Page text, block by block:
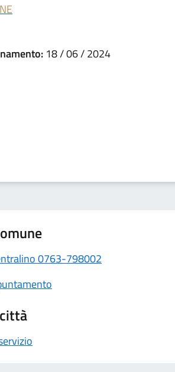
18 / 06 / 2024
0763-798002